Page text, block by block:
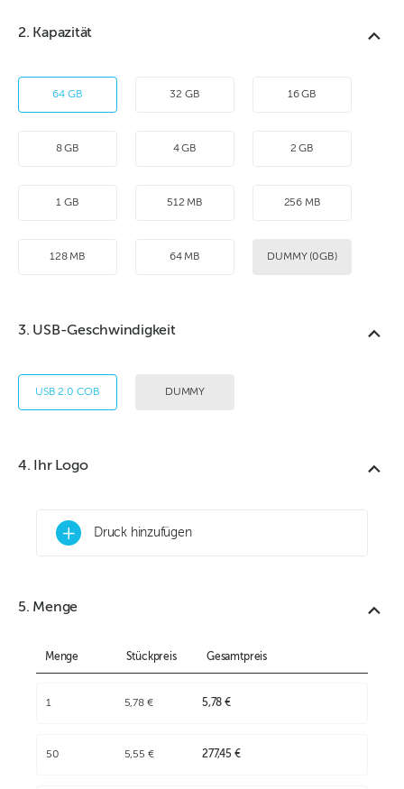
2. Kapazität
64 GB 32 GB 16 GB
8 GB 4 GB 2 GB
1 GB 512 MB 256 MB
128 MB 64 MB DUMMY (0GB)
3. USB-Geschwindigkeit
USB 2.0 COB DUMMY
4. Ihr Logo
+ Druck hinzufügen
5. Menge
Menge Stückpreis Gesamtpreis
1 5,78 € 5,78 €
50 5,55 € 277,45 €